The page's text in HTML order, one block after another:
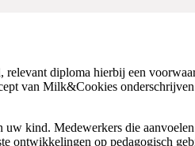
diploma hierbij een
van Milk&Cookies
kind. Medewerkers die
ontwikkelingen op pedagogisch